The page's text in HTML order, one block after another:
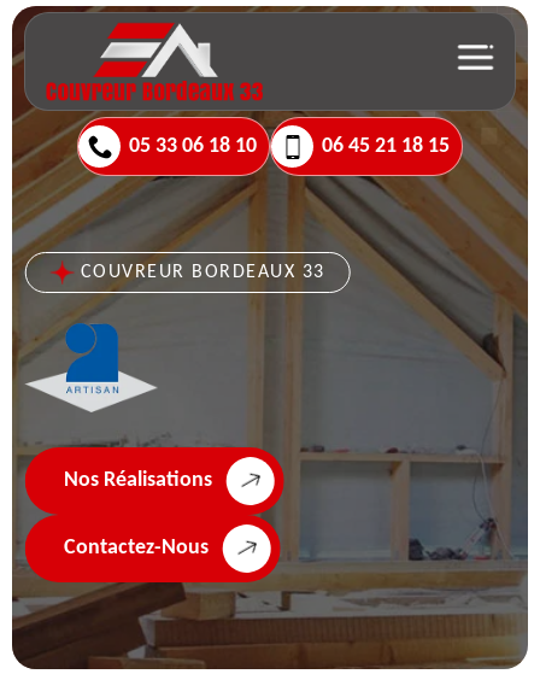
05 33 06 18 10 06 45 21 18 15
COUVREUR BORDEAUX 33
Nos Réalisations
Contactez-Nous